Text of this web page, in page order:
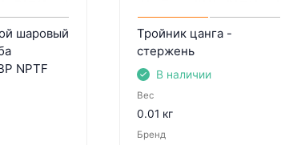
шаровый
NPTF
Тройник цанга -
стержень
В наличии
Вес
0.01 кг
Бренд